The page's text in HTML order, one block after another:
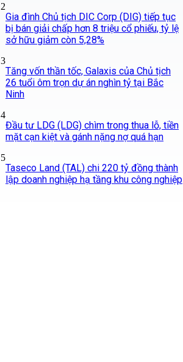
2
Gia đình Chủ tịch DIC Corp (DIG) tiếp tục
bị bán giải chấp hơn 8 triệu cổ phiếu, tỷ lệ
sở hữu giảm còn 5,28%
3
Tăng vốn thần tốc, Galaxis của Chủ tịch
26 tuổi ôm trọn dự án nghìn tỷ tại Bắc
Ninh
4
Đầu tư LDG (LDG) chìm trong thua lỗ, tiền
mặt cạn kiệt và gánh nặng nợ quá hạn
5
Taseco Land (TAL) chi 220 tỷ đồng thành
lập doanh nghiệp hạ tầng khu công nghiệp